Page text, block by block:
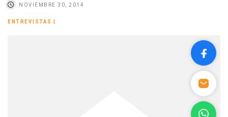
NOVIEMBRE 30, 2014
ENTREVISTAS